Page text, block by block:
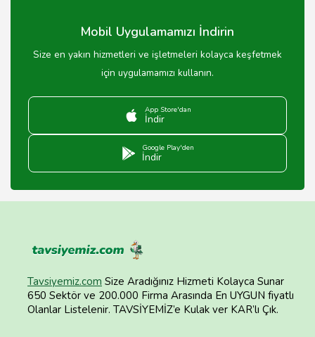
Mobil Uygulamamızı İndirin
Size en yakın hizmetleri ve işletmeleri kolayca keşfetmek
için uygulamamızı kullanın.
App Store'dan
İndir
Google Play'den
İndir
Tavsiyemiz.com Size Aradığınız Hizmeti Kolayca Sunar
650 Sektör ve 200.000 Firma Arasında En UYGUN fiyatlı
Olanlar Listelenir. TAVSİYEMİZ’e Kulak ver KAR’lı Çık.